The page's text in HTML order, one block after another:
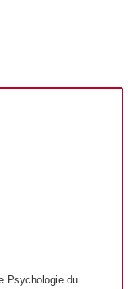
Psychologie du